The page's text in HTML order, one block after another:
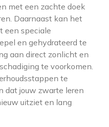
met een zachte doek
Daarnaast kan het
een speciale
en gehydrateerd te
aan direct zonlicht en
te voorkomen.
te
dat jouw zwarte leren
uitziet en lang